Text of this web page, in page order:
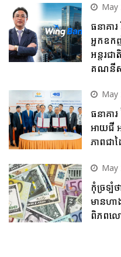
May
ធនាគា
អ្នកឧក
អន្តរជ
គណនីស
May
ធនាគ
អាយជី
ភាពជាដ
May
កុំច្រឡំថ
មានហា
ពិភពល